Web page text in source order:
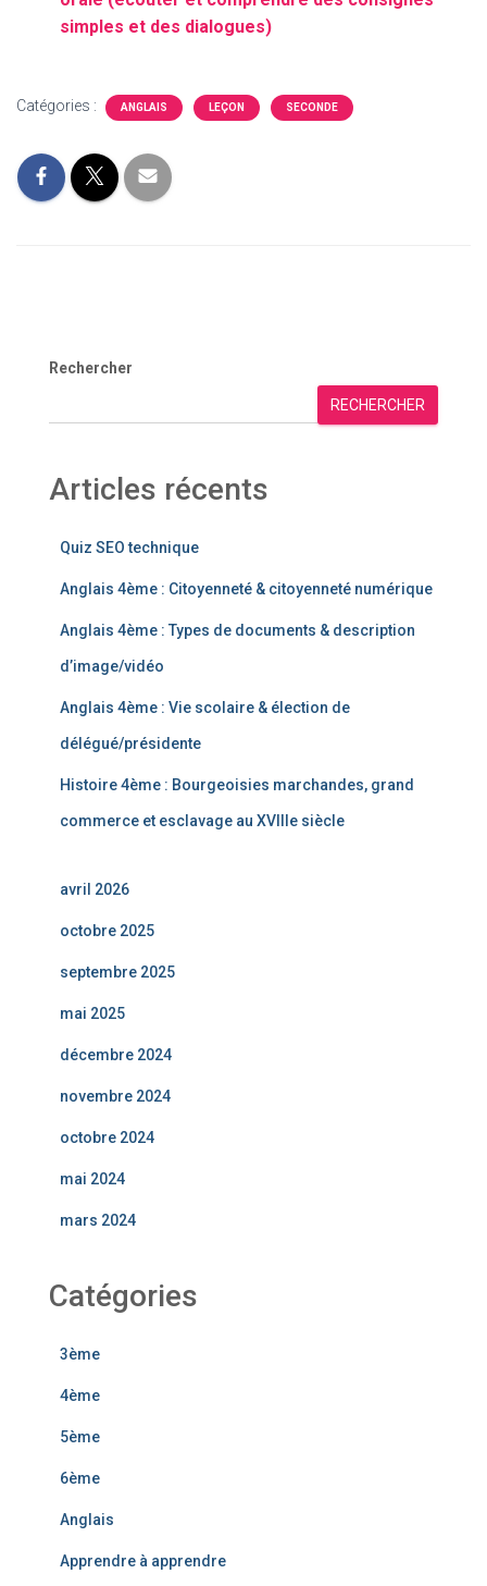
simples et des dialogues)
Catégories : ANGLAIS LEÇON SECONDE
Rechercher
RECHERCHER
Articles récents
Quiz SEO technique
Anglais 4ème : Citoyenneté & citoyenneté numérique
Anglais 4ème : Types de documents & description
d’image/vidéo
Anglais 4ème : Vie scolaire & élection de
délégué/présidente
Histoire 4ème : Bourgeoisies marchandes, grand
commerce et esclavage au XVIIIe siècle
avril 2026
octobre 2025
septembre 2025
mai 2025
décembre 2024
novembre 2024
octobre 2024
mai 2024
mars 2024
Catégories
3ème
4ème
5ème
6ème
Anglais
Apprendre à apprendre